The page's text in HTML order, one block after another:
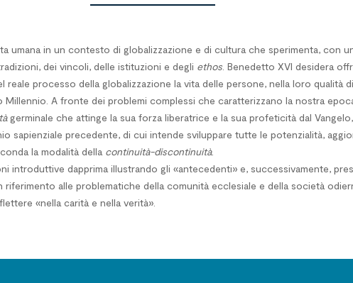
umana in un contesto di globalizzazione e di cultura che sperimenta, con
dei vincoli, delle istituzioni e degli ethos . Benedetto XVI desidera
reale processo della globalizzazione la vita delle persone, nella loro qualità
Millennio. A fronte dei problemi complessi che caratterizzano la nostra
germinale che attinge la sua forza liberatrice e la sua profeticità dal
sapienziale precedente, di cui intende sviluppare tutte le potenzialità,
la modalità della continuità-discontinuità.
introduttive dapprima illustrando gli «antecedenti» e, successivamente,
alle problematiche della comunità ecclesiale e della società
«nella carità e nella verità».